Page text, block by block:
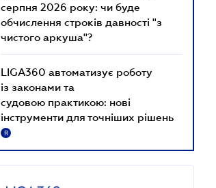
серпня 2026 року: чи буде
обчислення строків давності "з
чистого аркуша"?
LIGA360 автоматизує роботу
із законами та
судовою практикою: нові
інструменти для точніших рішень
R